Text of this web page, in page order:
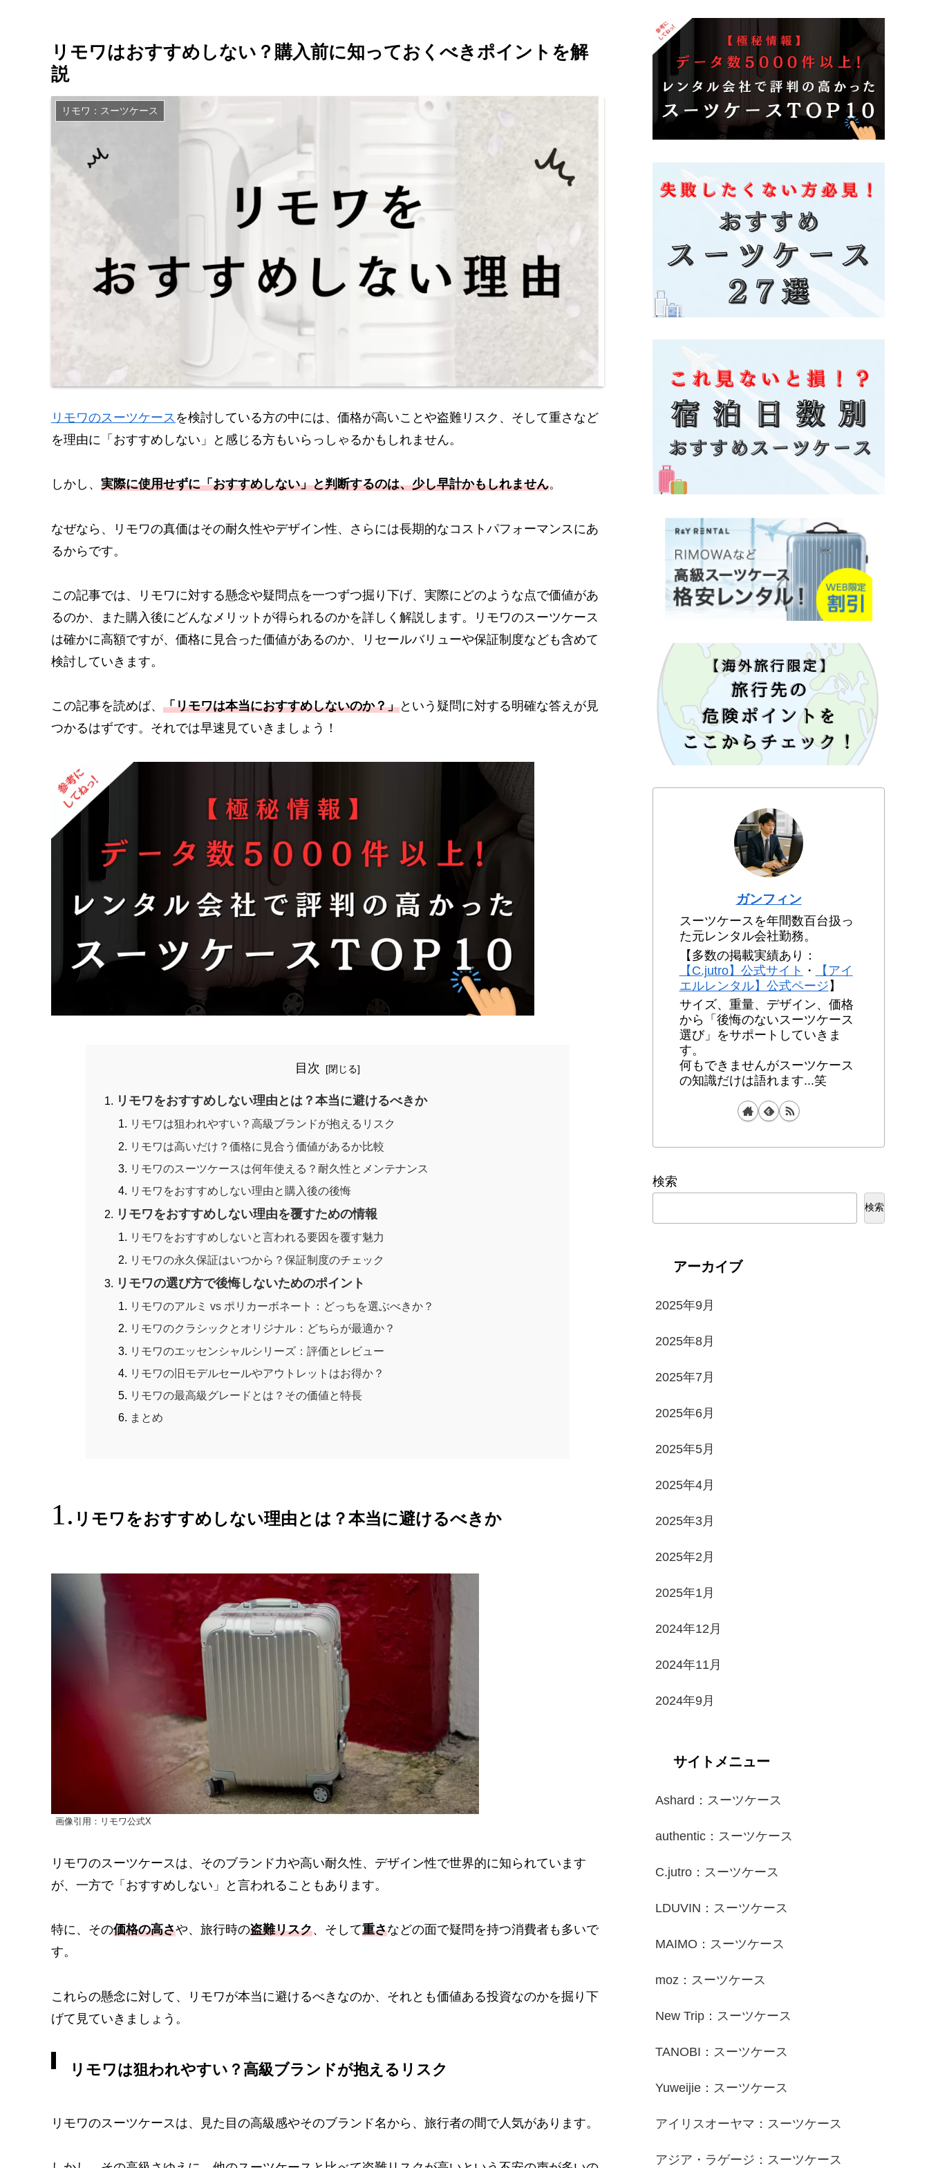
リモワはおすすめしない？購入前に知っておくべきポイントを解
説
リモワ：スーツケース
リモワのスーツケース を検討している方の中には、価格が高いことや盗難リスク、そして重さなど
を理由に「おすすめしない」と感じる方もいらっしゃるかもしれません。
しかし、 実際に使用せずに「おすすめしない」と判断するのは、少し早計かもしれません。
なぜなら、リモワの真価はその耐久性やデザイン性、さらには長期的なコストパフォーマンスにあ
るからです。
この記事では、リモワに対する懸念や疑問点を一つずつ掘り下げ、実際にどのような点で価値があ
るのか、また購入後にどんなメリットが得られるのかを詳しく解説します。リモワのスーツケース
は確かに高額ですが、価格に見合った価値があるのか、リセールバリューや保証制度なども含めて
検討していきます。
この記事を読めば、 「リモワは本当におすすめしないのか？」という疑問に対する明確な答えが見
つかるはずです。それでは早速見ていきましょう！
目次
リモワをおすすめしない理由とは？本当に避けるべきか
リモワは狙われやすい？高級ブランドが抱えるリスク
リモワは高いだけ？価格に見合う価値があるか比較
リモワのスーツケースは何年使える？耐久性とメンテナンス
リモワをおすすめしない理由と購入後の後悔
リモワをおすすめしない理由を覆すための情報
リモワをおすすめしないと言われる要因を覆す魅力
リモワの永久保証はいつから？保証制度のチェック
リモワの選び方で後悔しないためのポイント
リモワのアルミ vs ポリカーボネート：どっちを選ぶべきか？
リモワのクラシックとオリジナル：どちらが最適か？
リモワのエッセンシャルシリーズ：評価とレビュー
リモワの旧モデルセールやアウトレットはお得か？
リモワの最高級グレードとは？その価値と特長
まとめ
リモワをおすすめしない理由とは？本当に避けるべきか
画像引用：リモワ公式X
リモワのスーツケースは、そのブランド力や高い耐久性、デザイン性で世界的に知られています
が、一方で「おすすめしない」と言われることもあります。
特に、その価格の高さや、旅行時の盗難リスク、そして重さなどの面で疑問を持つ消費者も多いで
す。
これらの懸念に対して、リモワが本当に避けるべきなのか、それとも価値ある投資なのかを掘り下
げて見ていきましょう。
リモワは狙われやすい？高級ブランドが抱えるリスク
リモワのスーツケースは、見た目の高級感やそのブランド名から、旅行者の間で人気があります。
ガンフィン
スーツケースを年間数百台扱っ
た元レンタル会社勤務。
【多数の掲載実績あり：
【C.jutro】公式サイト ・
【アイ
エルレンタル】公式ページ 】
サイズ、重量、デザイン、価格
から「後悔のないスーツケース
選び」をサポートしていきま
す。
何もできませんがスーツケース
の知識だけは語れます...笑
検索
検索
アーカイブ
2025年9月
2025年8月
2025年7月
2025年6月
2025年5月
2025年4月
2025年3月
2025年2月
2025年1月
2024年12月
2024年11月
2024年9月
サイトメニュー
Ashard：スーツケース
authentic：スーツケース
C.jutro：スーツケース
LDUVIN：スーツケース
MAIMO：スーツケース
moz：スーツケース
New Trip：スーツケース
TANOBI：スーツケース
Yuweijie：スーツケース
アイリスオーヤマ：スーツケース
アジア・ラゲージ：スーツケース